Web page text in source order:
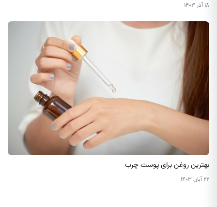
۱۸ آذر ۱۴۰۳
بهترین روغن برای پوست چرب
۲۲ آبان ۱۴۰۳